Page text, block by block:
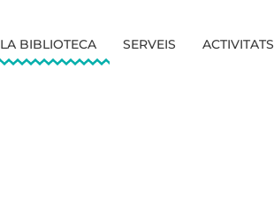
LA BIBLIOTECA SERVEIS ACTIVITATS